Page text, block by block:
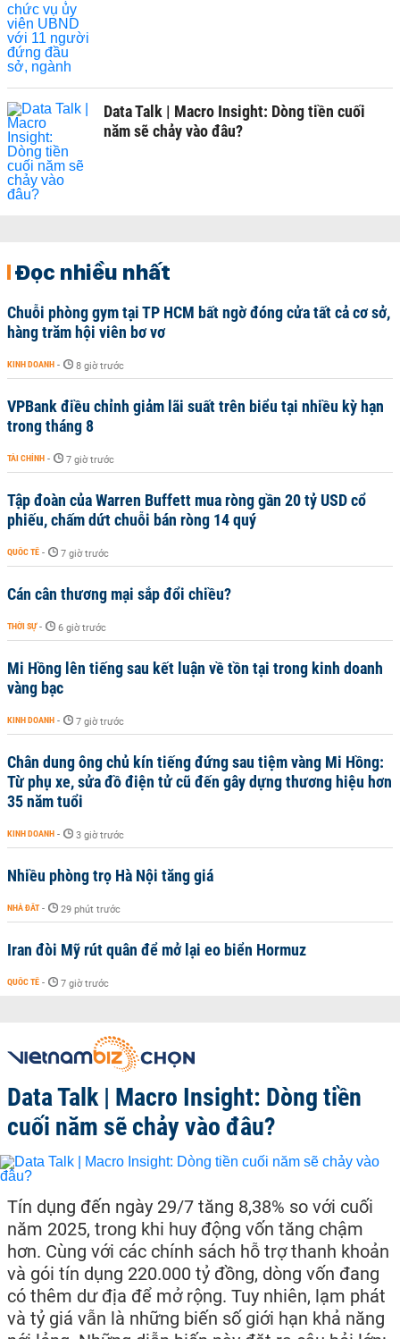
Data Talk | Macro Insight: Dòng tiền cuối
năm sẽ chảy vào đâu?
Đọc nhiều nhất
Chuỗi phòng gym tại TP HCM bất ngờ đóng cửa tất cả cơ sở,
hàng trăm hội viên bơ vơ
KINH DOANH - 8 giờ trước
VPBank điều chỉnh giảm lãi suất trên biểu tại nhiều kỳ hạn
trong tháng 8
TÀI CHÍNH - 7 giờ trước
Tập đoàn của Warren Buffett mua ròng gần 20 tỷ USD cổ
phiếu, chấm dứt chuỗi bán ròng 14 quý
QUỐC TẾ - 7 giờ trước
Cán cân thương mại sắp đổi chiều?
THỜI SỰ - 6 giờ trước
Mi Hồng lên tiếng sau kết luận về tồn tại trong kinh doanh
vàng bạc
KINH DOANH - 7 giờ trước
Chân dung ông chủ kín tiếng đứng sau tiệm vàng Mi Hồng:
Từ phụ xe, sửa đồ điện tử cũ đến gây dựng thương hiệu hơn
35 năm tuổi
KINH DOANH - 3 giờ trước
Nhiều phòng trọ Hà Nội tăng giá
NHÀ ĐẤT - 29 phút trước
Iran đòi Mỹ rút quân để mở lại eo biển Hormuz
QUỐC TẾ - 7 giờ trước
Data Talk | Macro Insight: Dòng tiền
cuối năm sẽ chảy vào đâu?
Tín dụng đến ngày 29/7 tăng 8,38% so với cuối
năm 2025, trong khi huy động vốn tăng chậm
hơn. Cùng với các chính sách hỗ trợ thanh khoản
và gói tín dụng 220.000 tỷ đồng, dòng vốn đang
có thêm dư địa để mở rộng. Tuy nhiên, lạm phát
và tỷ giá vẫn là những biến số giới hạn khả năng